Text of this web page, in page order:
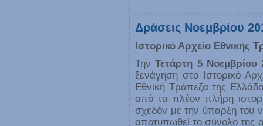
Δράσεις Νοεμβρίου
Ιστορικό Αρχείο Εθνικής
ΤηνΤετάρτη 5 Νοεμβρίου
ξενάγηση στο Ιστορικό
Εθνική Τράπεζα της
από τα πλέον πλήρη
σχεδόν με την ύπαρξη του
αποτυπωθεί το σύνολο της